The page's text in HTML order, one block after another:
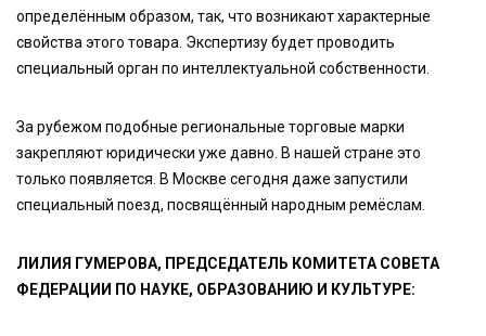
определённым образом, так, что возникают характерные
свойства этого товара. Экспертизу будет проводить
специальный орган по интеллектуальной собственности.
За рубежом подобные региональные торговые марки
закрепляют юридически уже давно. В нашей стране это
только появляется. В Москве сегодня даже запустили
специальный поезд, посвящённый народным ремёслам.
ЛИЛИЯ ГУМЕРОВА, ПРЕДСЕДАТЕЛЬ КОМИТЕТА СОВЕТА
ФЕДЕРАЦИИ ПО НАУКЕ, ОБРАЗОВАНИЮ И КУЛЬТУРЕ: